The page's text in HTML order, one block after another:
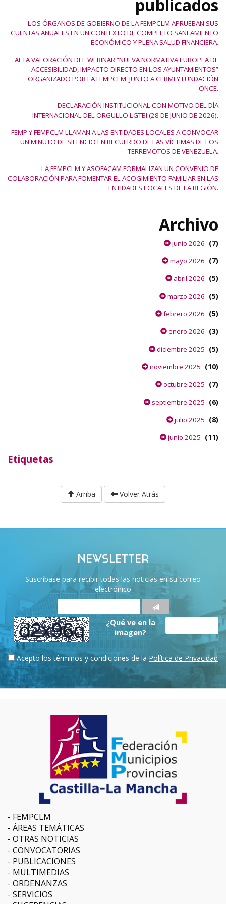
publicados
LOS ÓRGANOS DE GOBIERNO DE LA FEMPCLM APRUEBAN SUS
CUENTAS ANUALES EN UN CONTEXTO DE COMPLETO SANEAMIENTO
ECONÓMICO Y PLENA SALUD FINANCIERA.
ALTA VALORACIÓN DEL WEBINAR “NUEVA NORMATIVA EUROPEA DE
ACCESIBILIDAD, IMPACTO DIRECTO EN LOS AYUNTAMIENTOS”
ORGANIZADO POR LA FEMPCLM, JUNTO A CERMI Y FUNDACIÓN
ONCE.
DECLARACIÓN INSTITUCIONAL CON MOTIVO DEL DÍA
INTERNACIONAL DEL ORGULLO LGTBI (28 DE JUNIO DE 2026).
FEMP Y FEMPCLM LLAMAN A LAS ENTIDADES LOCALES A CONVOCAR
UN MINUTO DE SILENCIO EN RECUERDO DE LAS VÍCTIMAS DE LOS
TERREMOTOS DE VENEZUELA.
LA FEMPCLM Y ASOFACAM FORMALIZAN UN CONVENIO DE
COLABORACIÓN PARA FOMENTAR EL ACOGIMIENTO FAMILIAR EN LAS
ENTIDADES LOCALES DE LA REGIÓN.
Archivo
junio 2026 (7)
mayo 2026 (7)
abril 2026 (5)
marzo 2026 (5)
febrero 2026 (5)
enero 2026 (3)
diciembre 2025 (5)
noviembre 2025 (10)
octubre 2025 (7)
septiembre 2025 (6)
julio 2025 (8)
junio 2025 (11)
Etiquetas
Arriba Volver Atrás
NEWSLETTER
Suscríbase para recibir todas las noticias en su correo
electrónico
¿Qué ve en la
imagen?
Acepto los términos y condiciones de la Política de Privacidad
FEMPCLM
ÁREAS TEMÁTICAS
OTRAS NOTICIAS
CONVOCATORIAS
PUBLICACIONES
MULTIMEDIAS
ORDENANZAS
SERVICIOS